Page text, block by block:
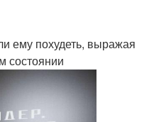
ему похудеть, выражая
состоянии